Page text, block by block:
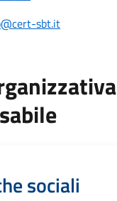
sbt.it
sociali